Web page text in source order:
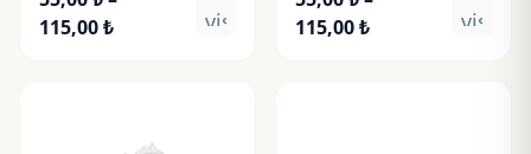
115,00₺Fiyat
115,00 ₺
visibility
115,00₺Fiyat